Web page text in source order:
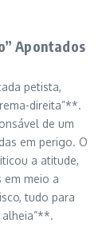
Apontados
petista,
direita”**.
de um
em perigo. O
a atitude,
em meio a
tudo para
alheia”**.